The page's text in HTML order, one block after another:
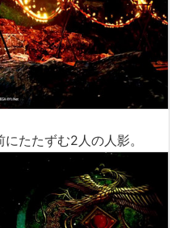
たたずむ2人の人影。